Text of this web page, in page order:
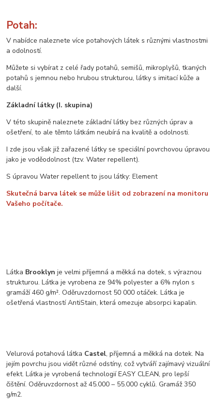
Potah:
V nabídce naleznete více potahových látek s různými vlastnostmi
a odolností.
Můžete si vybírat z celé řady potahů, semišů, mikroplyšů, tkaných
potahů s jemnou nebo hrubou strukturou, látky s imitací kůže a
další.
Základní látky (I. skupina)
V této skupině naleznete základní látky bez různých úprav a
ošetření, to ale těmto látkám neubírá na kvalitě a odolnosti.
I zde jsou však již zařazené látky se speciální povrchovou úpravou
jako je voděodolnost (tzv. Water repellent).
S úpravou Water repellent to jsou látky: Element
Skutečná barva látek se může lišit od zobrazení na monitoru
Vašeho počítače.
Látka Brooklyn je velmi příjemná a měkká na dotek, s výraznou
strukturou. Látka je vyrobena ze 94% polyester a 6% nylon s
gramáží 460 g/m². Oděruvzdornost 50 000 otáček. Látka je
ošetřená vlastností AntiStain, která omezuje absorpci kapalin.
Velurová potahová látka Castel, příjemná a měkká na dotek. Na
jejím povrchu jsou vidět různé odstíny, což vytváří zajímavý vizuální
efekt. Látka je vyrobená technologií EASY CLEAN, pro lepší
čištění. Oděruvzdornost až 45.000 – 55.000 cyklů. Gramáž 350
g/m2.